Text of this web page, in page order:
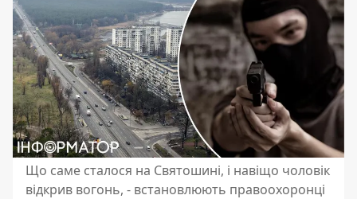
Що саме сталося на Святошині, і навіщо чоловік
відкрив вогонь, - встановлюють правоохоронці